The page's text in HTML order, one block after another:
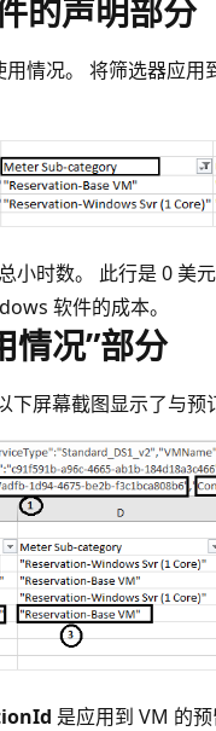
的声明部分
情况。 将筛选器应用
小时数。 此行是 0 美
软件的成本。
情况”部分
下屏幕截图显示了与预
是应用到 VM 的预